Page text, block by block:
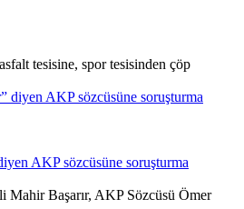
tesisine, spor tesisinden çöp
AKP sözcüsüne soruşturma
Başarır, AKP Sözcüsü Ömer